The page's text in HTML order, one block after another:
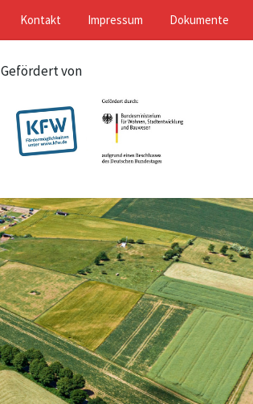
Kontakt Impressum Dokumente
Gefördert von